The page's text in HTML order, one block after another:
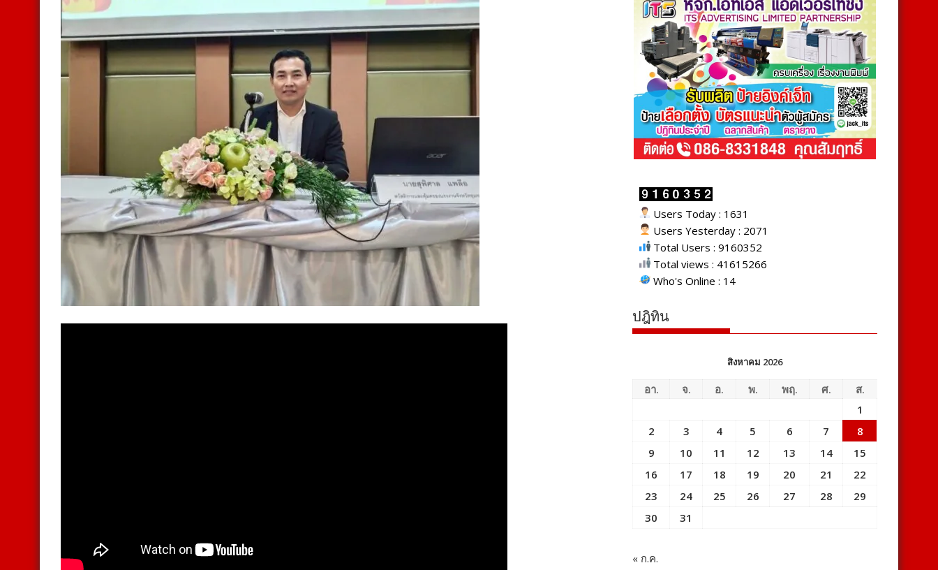
Users Today : 1631
Users Yesterday : 2071
Total Users : 9160352
Total views : 41615266
Who's Online : 14
ปฎิทิน
สิงหาคม 2026
อา. จ. อ. พ. พฤ. ศ.
ส.
1
2
3 4 5 6 7
8
9
10 11 12 13 14
15
16
17 18 19 20 21
22
23
24 25 26 27 28
29
30
31
« ก.ค.